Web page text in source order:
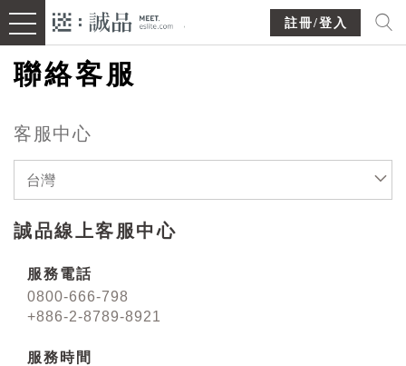
註冊/登入
聯絡客服
客服中心
台灣
誠品線上客服中心
服務電話
0800-666-798
+886-2-8789-8921
服務時間